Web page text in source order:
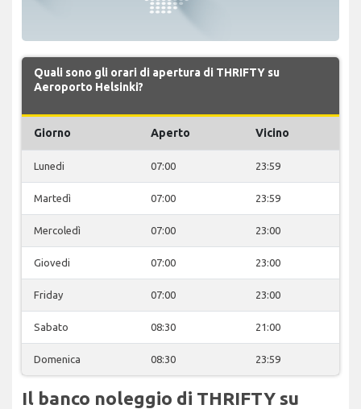
Quali sono gli orari di apertura di THRIFTY su
Aeroporto Helsinki?
Giorno Aperto Vicino
Lunedi 07:00 23:59
Martedì 07:00 23:59
Mercoledì 07:00 23:00
Giovedi 07:00 23:00
Friday 07:00 23:00
Sabato 08:30 21:00
Domenica 08:30 23:59
Il banco noleggio di THRIFTY su